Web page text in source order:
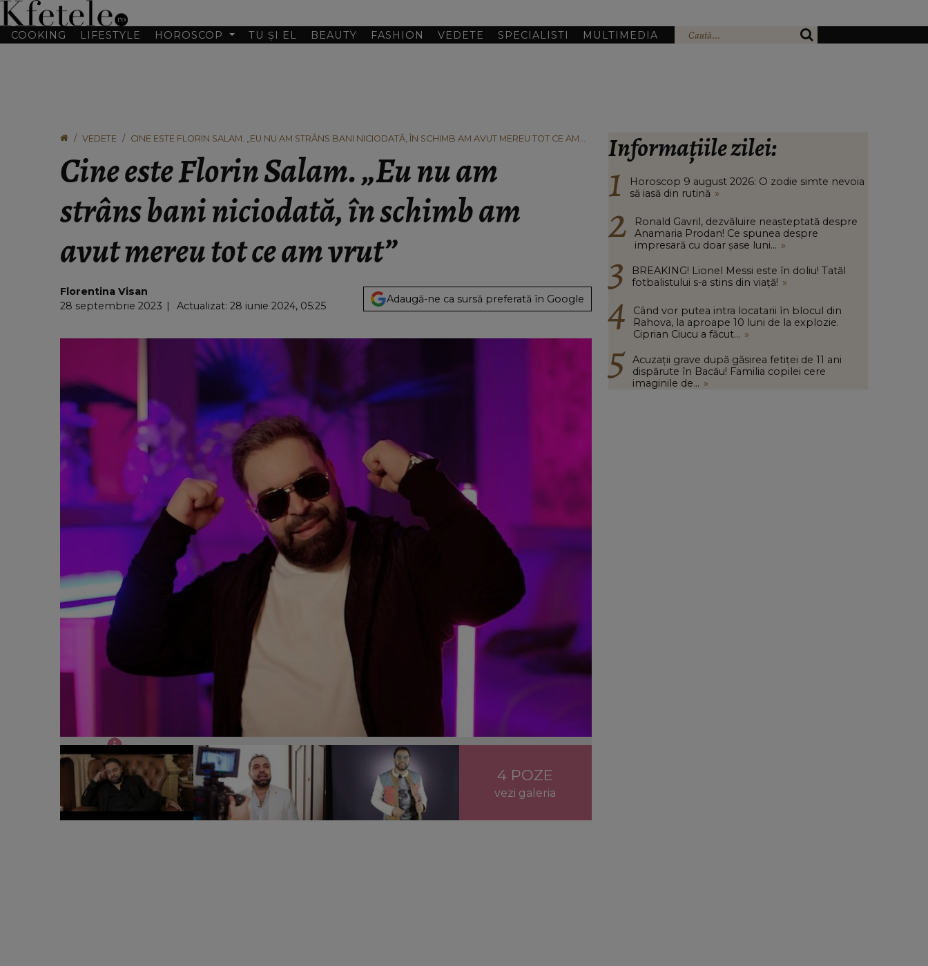
COOKING LIFESTYLE HOROSCOP TU ȘI EL BEAUTY FASHION VEDETE SPECIALISTI MULTIMEDIA
VEDETE
CINE ESTE FLORIN SALAM. „EU NU AM STRÂNS BANI NICIODATĂ, ÎN SCHIMB AM AVUT MEREU TOT CE AM
Cine este Florin Salam. „Eu nu am
strâns bani niciodată, în schimb am
avut mereu tot ce am vrut”
Florentina Visan
28 septembrie 2023
Actualizat: 28 iunie 2024, 05:25
Adaugă-ne ca sursă preferată în Google
Florin Salam
4 POZE
vezi galeria
Informațiile zilei:
Horoscop 9 august 2026: O zodie simte nevoia
să iasă din rutină »
Ronald Gavril, dezvăluire neașteptată despre
Anamaria Prodan! Ce spunea despre
impresară cu doar șase luni... »
BREAKING! Lionel Messi este în doliu! Tatăl
fotbalistului s-a stins din viață! »
Când vor putea intra locatarii în blocul din
Rahova, la aproape 10 luni de la explozie.
Ciprian Ciucu a făcut... »
Acuzații grave după găsirea fetiței de 11 ani
dispărute în Bacău! Familia copilei cere
imaginile de... »